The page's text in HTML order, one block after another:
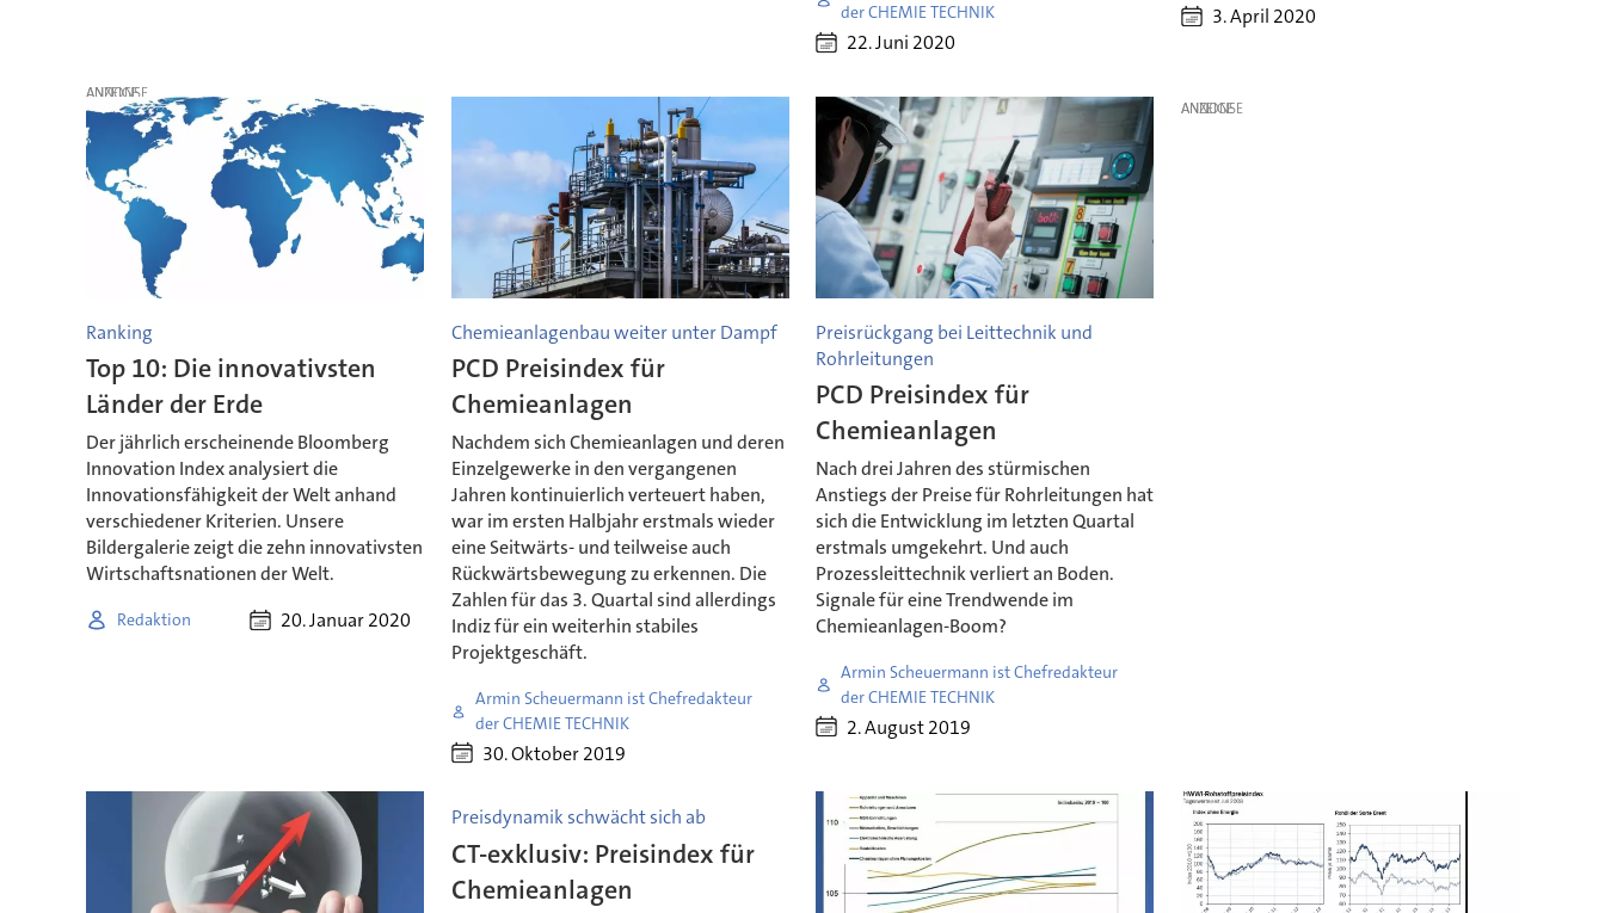
der CHEMIE TECHNIK
22. Juni 2020
3. April 2020
ANZEIGE
Ranking
Top 10: Die innovativsten
Länder der Erde
Der jährlich erscheinende Bloomberg
Innovation Index analysiert die
Innovationsfähigkeit der Welt anhand
verschiedener Kriterien. Unsere
Bildergalerie zeigt die zehn innovativsten
Wirtschaftsnationen der Welt.
Redaktion 20. Januar 2020
Chemieanlagenbau weiter unter Dampf
PCD Preisindex für
Chemieanlagen
Nachdem sich Chemieanlagen und deren
Einzelgewerke in den vergangenen
Jahren kontinuierlich verteuert haben,
war im ersten Halbjahr erstmals wieder
eine Seitwärts- und teilweise auch
Rückwärtsbewegung zu erkennen. Die
Zahlen für das 3. Quartal sind allerdings
Indiz für ein weiterhin stabiles
Projektgeschäft.
Armin Scheuermann ist Chefredakteur
der CHEMIE TECHNIK
30. Oktober 2019
Preisrückgang bei Leittechnik und
Rohrleitungen
PCD Preisindex für
Chemieanlagen
Nach drei Jahren des stürmischen
Anstiegs der Preise für Rohrleitungen hat
sich die Entwicklung im letzten Quartal
erstmals umgekehrt. Und auch
Prozessleittechnik verliert an Boden.
Signale für eine Trendwende im
Chemieanlagen-Boom?
Armin Scheuermann ist Chefredakteur
der CHEMIE TECHNIK
2. August 2019
ANZEIGE
Preisdynamik schwächt sich ab
CT-exklusiv: Preisindex für
Chemieanlagen